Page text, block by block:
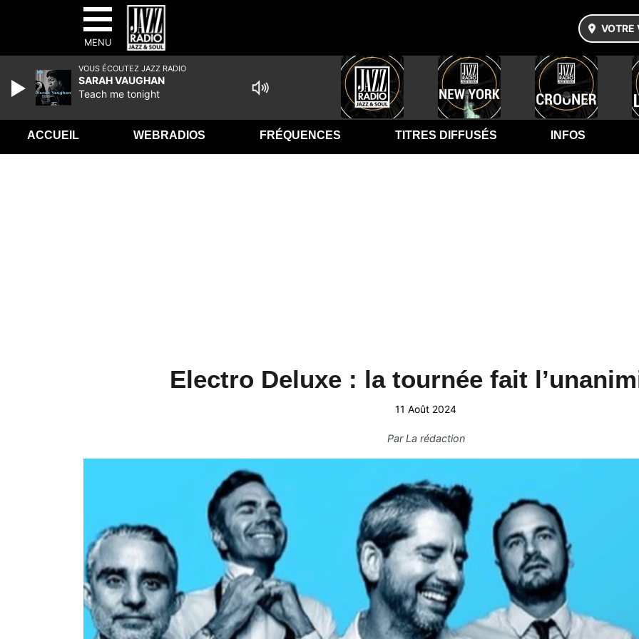
MENU
VOTRE
ACCUEIL WEBRADIOS FRÉQUENCES TITRES DIFFUSÉS INFOS
Electro Deluxe : la tournée fait
11 Août 2024
ParLa rédaction
VOUS ÉCOUTEZ JAZZ RADIO
SARAH VAUGHAN
Teach me tonight